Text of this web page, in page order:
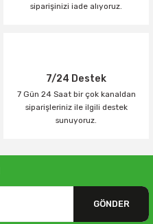
siparişinizi iade alıyoruz.
7/24 Destek
7 Gün 24 Saat bir çok kanaldan
siparişleriniz ile ilgili destek
sunuyoruz.
GÖNDER